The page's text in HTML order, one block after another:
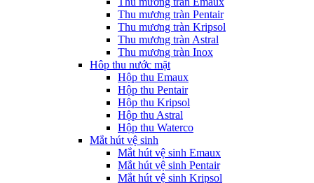
Thu mương tràn Pentair
Thu mương tràn Kripsol
Thu mương tràn Astral
Thu mương tràn Inox
Hôp thu nước mặt
Hộp thu Emaux
Hộp thu Pentair
Hộp thu Kripsol
Hộp thu Astral
Hộp thu Waterco
Mắt hút vệ sinh
Mắt hút vệ sinh Emaux
Mắt hút vệ sinh Pentair
Mắt hút vệ sinh Kripsol